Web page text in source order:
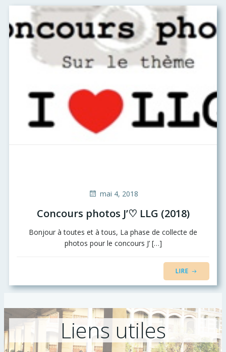
mai 4, 2018
Concours photos J’♡ LLG (2018)
Bonjour à toutes et à tous, La phase de collecte de
photos pour le concours J’ […]
LIRE
Liens utiles